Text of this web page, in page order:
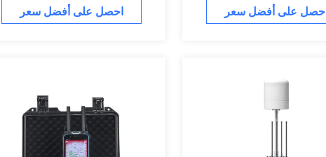
احصل على أفضل سعر احصل على أفضل سعر